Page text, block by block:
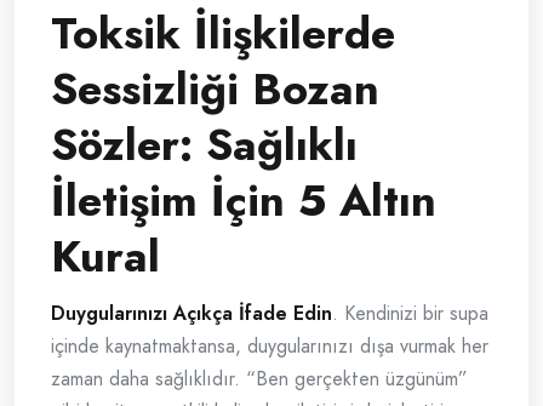
Toksik İlişkilerde
Sessizliği Bozan
Sözler: Sağlıklı
İletişim İçin 5 Altın
Kural
Duygularınızı Açıkça İfade Edin. Kendinizi bir supa
içinde kaynatmaktansa, duygularınızı dışa vurmak her
zaman daha sağlıklıdır. “Ben gerçekten üzgünüm”